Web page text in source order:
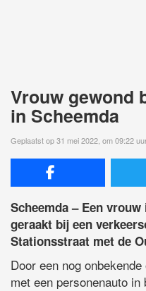
Vrouw gewond
in Scheemda
Geplaatst op 31 mei 2022, om 09:22
Scheemda – Een
geraakt bij een
Stationsstraat met de
Door een nog
met een personenauto